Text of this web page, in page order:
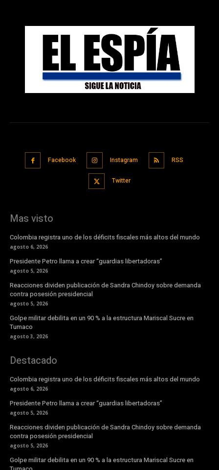
Facebook Instagram RSS
Twitter
Mas visto
Colombia registra uno de los déficits fiscales más altos del mundo
agosto 6, 2026
Presidente Petro llama a crear “guardias libertadoras”
agosto 5, 2026
Reacciones dividen publicación de Sandra Chindoy sobre demanda
contra posesión presidencial
agosto 5, 2026
Golpe militar debilita en un 90 % a la estructura Mariscal Sucre en
Tumaco
agosto 3, 2026
Destacado
Colombia registra uno de los déficits fiscales más altos del mundo
agosto 6, 2026
Presidente Petro llama a crear “guardias libertadoras”
agosto 5, 2026
Reacciones dividen publicación de Sandra Chindoy sobre demanda
contra posesión presidencial
agosto 5, 2026
Golpe militar debilita en un 90 % a la estructura Mariscal Sucre en